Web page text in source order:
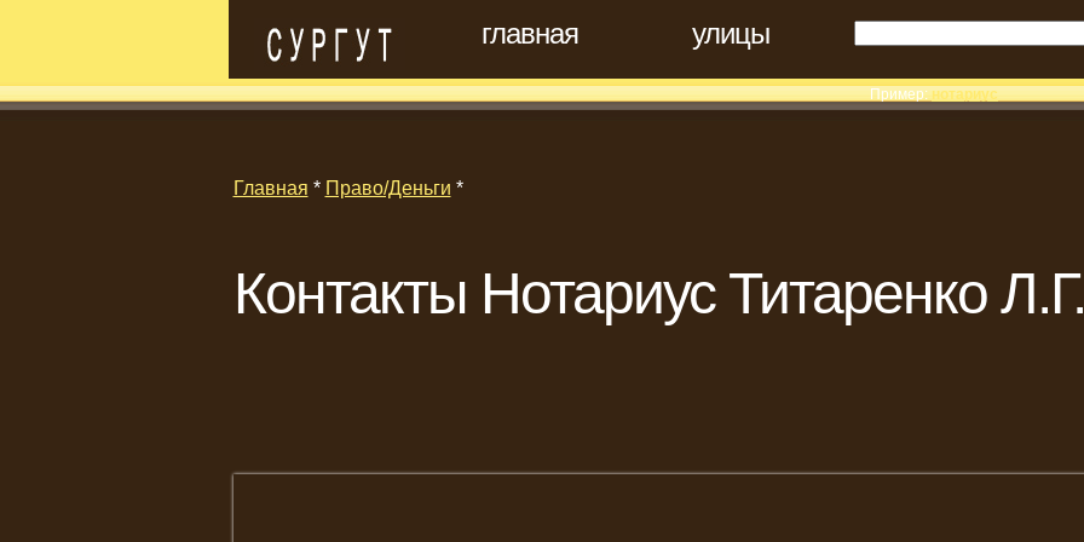
главная улицы
Пример:нотариус
Главная * Право/Деньги *
Контакты Нотариус Титаренко Л.Г.